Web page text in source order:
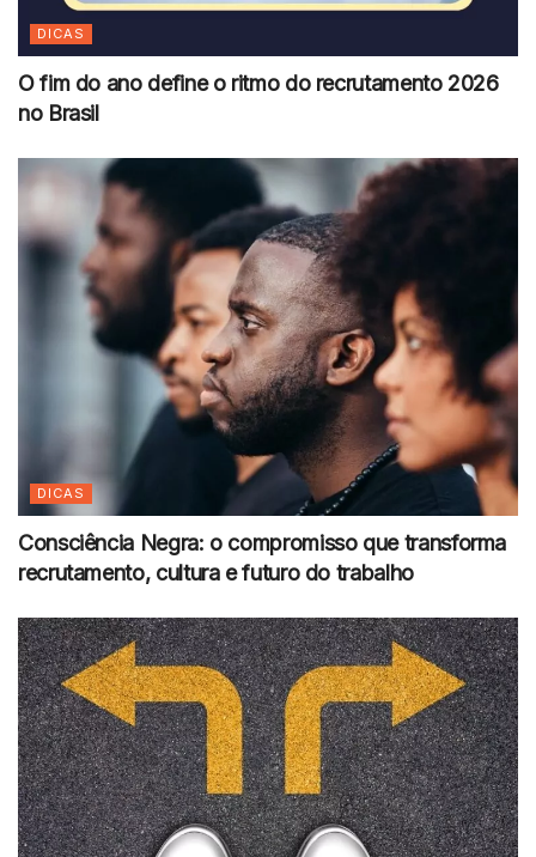
DICAS
O fim do ano define o ritmo do recrutamento 2026
no Brasil
DICAS
Consciência Negra: o compromisso que transforma
recrutamento, cultura e futuro do trabalho